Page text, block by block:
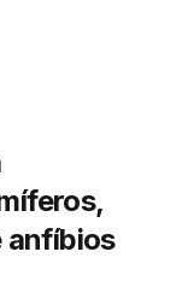
anfíbios